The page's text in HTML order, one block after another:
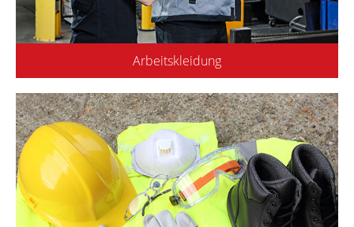
Arbeitskleidung